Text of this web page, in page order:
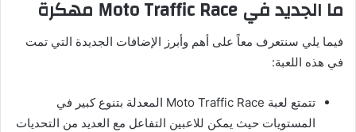
ما الجديد في Moto Traffic Race مهكرة
فيما يلي سنتعرف معاً على أهم وأبرز الإضافات الجديدة التي تمت
في هذه اللعبة:
تتمتع لعبة Moto Traffic Race المعدلة بتنوع كبير في
المستويات حيث يمكن للاعبين التفاعل مع العديد من التحديات